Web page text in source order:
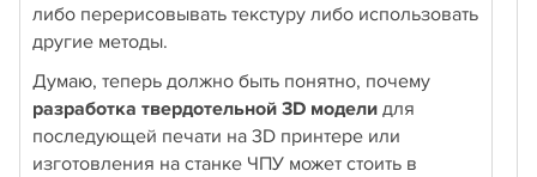
либо перерисовывать текстуру либо использовать
другие методы.
Думаю, теперь должно быть понятно, почему
разработка твердотельной 3D модели для
последующей печати на 3D принтере или
изготовления на станке ЧПУ может стоить в